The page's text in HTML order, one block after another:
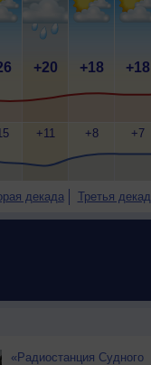
+20
+11
+18
+8
+18
+7
декада Третья
ПАРТНЕРОВ
«Радиостанция Судного